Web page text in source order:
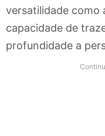
versatilidade como
capacidade de
profundidade a